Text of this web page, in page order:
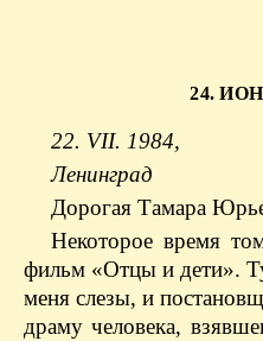
24.
22. VII. 1984,
Ленинград
Дорогая Тамара
Некоторое время
фильм «Отцы и дети».
меня слезы, и
драму человека,